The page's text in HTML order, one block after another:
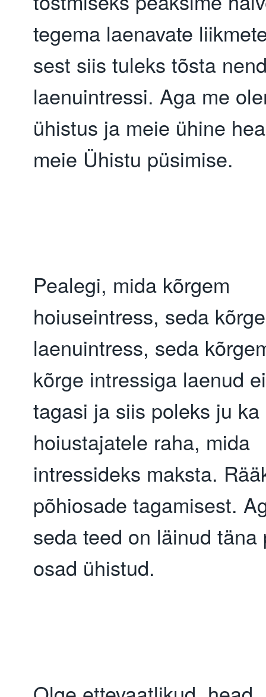
tegema laenavate
sest siis tuleks tõsta
laenuintressi. Aga me
ühistus ja meie ühine
meie Ühistu püsimise.
Pealegi, mida kõrgem
hoiuseintress, seda
laenuintress, seda
kõrge intressiga laenud
tagasi ja siis poleks ju ka
hoiustajatele raha, mida
intressideks maksta.
põhiosade tagamisest.
seda teed on läinud täna
osad ühistud.